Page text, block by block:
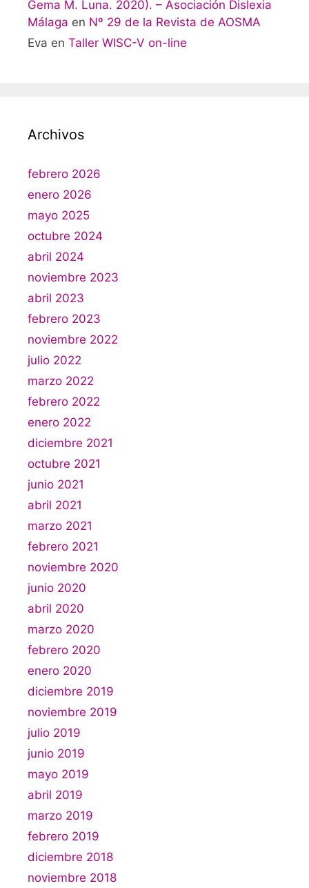
Gema M. Luna. 2020). – Asociación Dislexia
Málaga en Nº 29 de la Revista de AOSMA
Eva en Taller WISC-V on-line
Archivos
febrero 2026
enero 2026
mayo 2025
octubre 2024
abril 2024
noviembre 2023
abril 2023
febrero 2023
noviembre 2022
julio 2022
marzo 2022
febrero 2022
enero 2022
diciembre 2021
octubre 2021
junio 2021
abril 2021
marzo 2021
febrero 2021
noviembre 2020
junio 2020
abril 2020
marzo 2020
febrero 2020
enero 2020
diciembre 2019
noviembre 2019
julio 2019
junio 2019
mayo 2019
abril 2019
marzo 2019
febrero 2019
diciembre 2018
noviembre 2018